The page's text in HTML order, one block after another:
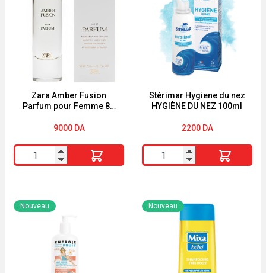
Zara Amber Fusion
Parfum pour Femme 80
Intense
9000 DA
quantité
de
Amber
Fusion
Stérimar Hygiene du nez
HYGIÈNE DU NEZ 100ml
2200 DA
quantité
de
Hygiene
du
HYGIÈNE
Nouveau Nouveau